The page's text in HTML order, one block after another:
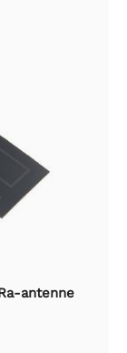
antenne